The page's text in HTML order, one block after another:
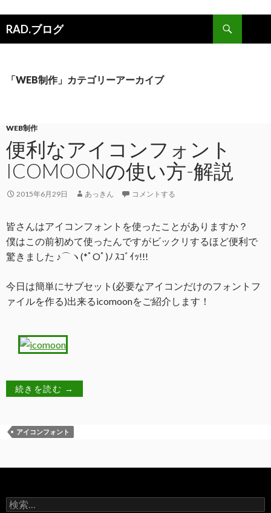
RAD.ブログ
「WEB制作」カテゴリーアーカイブ
WEB制作
便利なアイコンフォント
ICOMOONの使い方-解説
2015年6月29日 あっきん コメントする
皆さんはアイコンフォントを使ったことがありますか？
僕はこの前初めて使ったんですがビックリするほど便利で
驚きました ♪⌒ヽ(*ﾟOﾟ)ﾉ ｽｺﾞｲｯ!!!
今日は簡単にサブセット(必要なアイコンだけのフォントフ
ァイルを作る)出来るicomoonをご紹介します！
続きを読む →
アイコンフォント
検索: